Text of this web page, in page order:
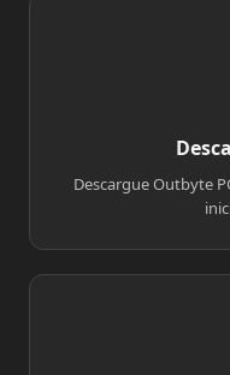
Descargue Outbyte